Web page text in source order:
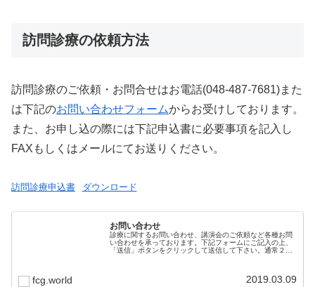
訪問診療の依頼方法
訪問診療のご依頼・お問合せはお電話(048-487-7681)また
は下記のお問い合わせフォームからお受けしております。
また、お申し込の際には下記申込書に必要事項を記入し
FAXもしくはメールにてお送りください。
訪問診療申込書 ダウンロード
お問い合わせ
診療に関するお問い合わせ、講演会のご依頼など各種お問
い合わせを承っております。下記フォームにご記入の上、
「送信」ボタンをクリックして送信して下さい。通常２営
fcg.world 2019.03.09